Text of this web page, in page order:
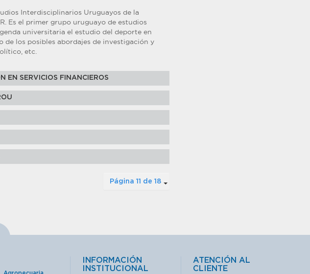
Interdisciplinarios Uruguayos de la
Es el primer grupo uruguayo de estudios
universitaria el estudio del deporte en
los posibles abordajes de investigación y
etc.
EN SERVICIOS FINANCIEROS
Página 11 de 18
INFORMACIÓN
INSTITUCIONAL
ATENCIÓN AL
CLIENTE